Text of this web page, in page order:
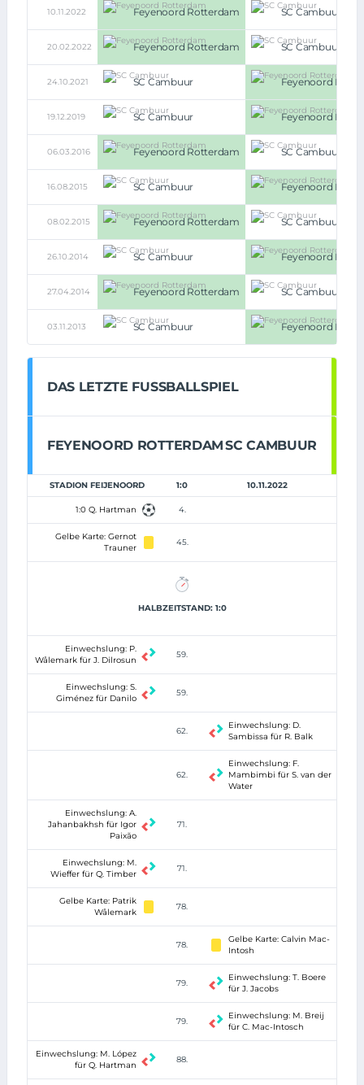
10.11.2022 Feyenoord Rotterdam SC Cambuur
20.02.2022 Feyenoord Rotterdam SC Cambuur
24.10.2021 SC Cambuur Feyenoord
19.12.2019 SC Cambuur Feyenoord
06.03.2016 Feyenoord Rotterdam SC Cambuur
16.08.2015 SC Cambuur Feyenoord
08.02.2015 Feyenoord Rotterdam SC Cambuur
26.10.2014 SC Cambuur Feyenoord
27.04.2014 Feyenoord Rotterdam SC Cambuur
03.11.2013 SC Cambuur Feyenoord
DAS LETZTE FUSSBALLSPIEL
FEYENOORD ROTTERDAMSC CAMBUUR
STADION FEIJENOORD 1:0 10.11.2022
1:0 Q. Hartman 4.
Gelbe Karte: Gernot
Trauner
45.
HALBZEITSTAND: 1:0
Einwechslung: P.
Wålemark für J. Dilrosun
59.
Einwechslung: S.
Giménez für Danilo
59.
62.
Einwechslung: D.
Sambissa für R. Balk
62.
Einwechslung: F.
Mambimbi für S. van der
Water
Einwechslung: A.
Jahanbakhsh für Igor
Paixão
71.
Einwechslung: M.
Wieffer für Q. Timber
71.
Gelbe Karte: Patrik
Wålemark
78.
78.
Gelbe Karte: Calvin Mac-
Intosh
79.
Einwechslung: T. Boere
für J. Jacobs
79.
Einwechslung: M. Breij
für C. Mac-Intosch
Einwechslung: M. López
für Q. Hartman
88.